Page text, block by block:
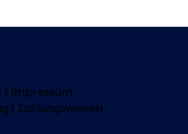
| Impressum
| Zahlungsweisen